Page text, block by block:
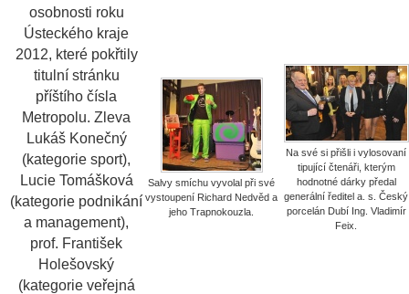
osobnosti roku
Ústeckého kraje
2012, které pokřtily
titulní stránku
příštího čísla
Metropolu. Zleva
Lukáš Konečný
(kategorie sport),
Lucie Tomášková
(kategorie podnikání
a management),
prof. František
Holešovský
(kategorie veřejná
Salvy smíchu vyvolal při své
vystoupení Richard Nedvěd a
jeho Trapnokouzla.
Na své si přišli i vylosovaní
tipující čtenáři, kterým
hodnotné dárky předal
generální ředitel a. s. Český
porcelán Dubí Ing. Vladimír
Feix.